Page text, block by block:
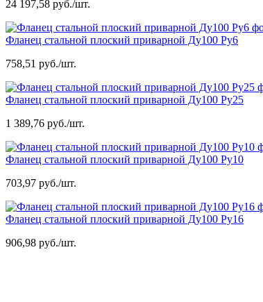
24 197,58 руб./шт.
Фланец стальной плоский приварной Ду100 Ру6
758,51 руб./шт.
Фланец стальной плоский приварной Ду100 Ру25
1 389,76 руб./шт.
Фланец стальной плоский приварной Ду100 Ру10
703,97 руб./шт.
Фланец стальной плоский приварной Ду100 Ру16
906,98 руб./шт.